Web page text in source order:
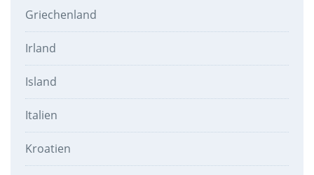
Griechenland
Irland
Island
Italien
Kroatien